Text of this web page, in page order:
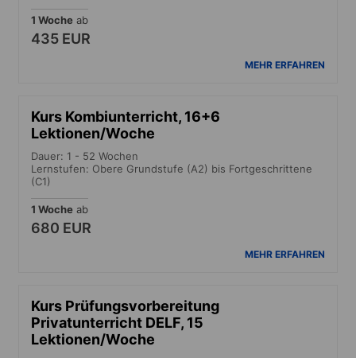
1 Woche ab
435 EUR
MEHR ERFAHREN
Kurs Kombiunterricht, 16+6
Lektionen/Woche
Dauer: 1 - 52 Wochen
Lernstufen: Obere Grundstufe (A2) bis Fortgeschrittene
(C1)
1 Woche ab
680 EUR
MEHR ERFAHREN
Kurs Prüfungsvorbereitung
Privatunterricht DELF, 15
Lektionen/Woche